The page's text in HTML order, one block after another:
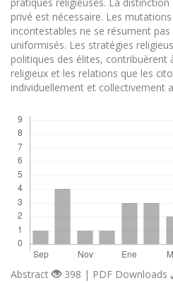
privé est nécessaire. Les
incontestables ne se résument
uniformisés. Les stratégies
politiques des élites, contribuèrent
religieux et les relations que les
individuellement et collectivement
Abstract 398 | PDF Downloads